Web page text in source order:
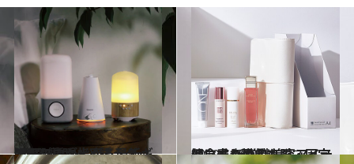
2019.9.11
睡眠の質が上がる最新ギア9選 熟睡へと誘うグッズをプロが指南
ライフスタイル 2019.5.20
使い方も目的も脱・固定観念！ 新常識美容アイテムに乗り換えて
ビューティ＆ヘルス